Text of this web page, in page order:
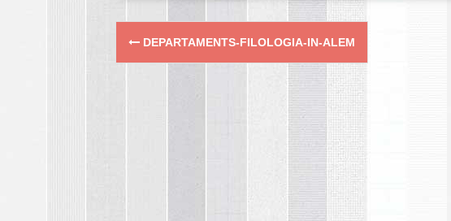
Post
navigation
DEPARTAMENTS-FILOLOGIA-IN-ALEM